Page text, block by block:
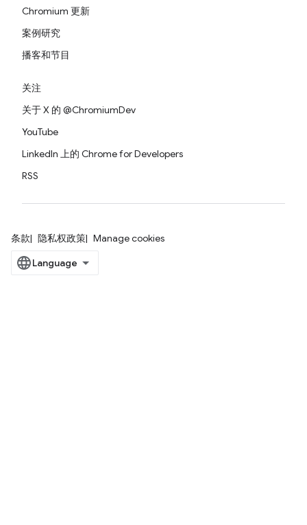
Chromium 更新
案例研究
播客和节目
关注
关于 X 的 @ChromiumDev
YouTube
LinkedIn 上的 Chrome for Developers
RSS
条款 隐私权政策 Manage cookies